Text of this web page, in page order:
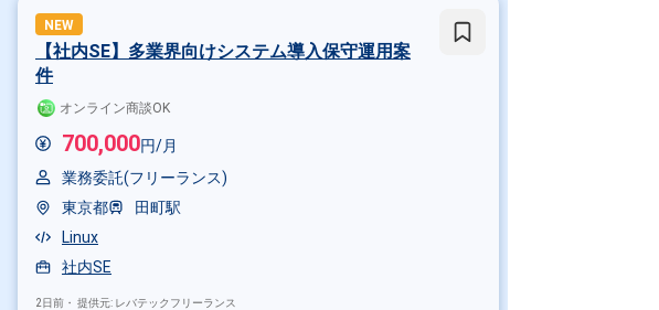
NEW
【社内SE】多業界向けシステム導入保守運用案
件
オンライン商談OK
700,000円/月
業務委託(フリーランス)
東京都
田町駅
Linux
社内SE
2日前・ 提供元: レバテックフリーランス